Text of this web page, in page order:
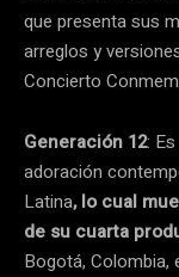
que presenta sus
arreglos y
Concierto
Generación 12:
adoración
Latina, lo cual
de su cuarta
Bogotá, Colombia,